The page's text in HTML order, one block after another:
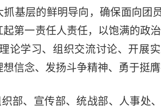
抓基层的鲜明导向，确保面向团
起第一责任人责任，以饱满的政
论学习、组织交流讨论、开展
信念、发扬斗争精神、勇于挺
部、宣传部、统战部、人事处